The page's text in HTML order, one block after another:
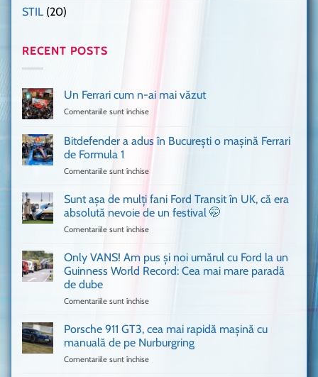
STIL (20)
RECENT POSTS
Un Ferrari cum n-ai mai văzut
Comentariile sunt închise
Ferrari
cum
văzut
Bitdefender a adus în București o mașină Ferrari
de Formula 1
Comentariile sunt închise
a
în
mașină
Ferrari
Sunt așa de mulți fani Ford Transit în UK, că era
absolută nevoie de un festival 🤭
Comentariile sunt închise
așa
mulți
în
UK,
Only VANS! Am pus și noi umărul cu Ford la un
Guinness World Record: Cea mai mare paradă
de dube
Comentariile sunt închise
VANS!
Am
pus
Porsche 911 GT3, cea mai rapidă mașină cu
manuală de pe Nurburgring
Comentariile sunt închise